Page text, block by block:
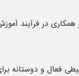
همکاری در فرآیند
فعال و دوستانه